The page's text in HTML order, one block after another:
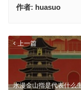
作者: huasuo
上一篇
水漫金山指是代表什么